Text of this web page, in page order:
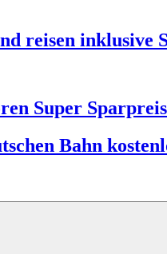
reisen inklusive
Super
Bahn